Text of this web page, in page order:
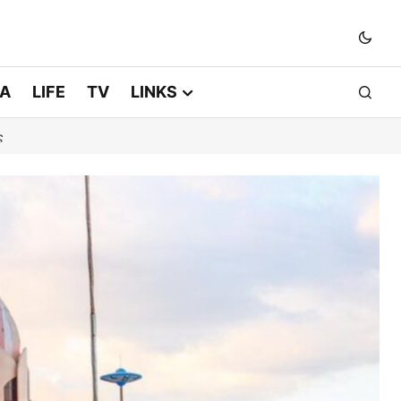
LIFE TV LINKS